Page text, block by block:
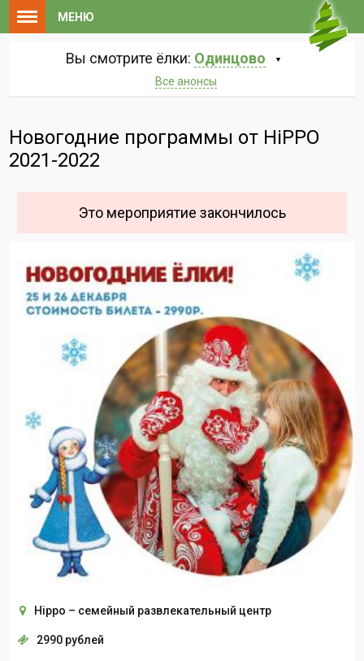
МЕНЮ
Вы смотрите ёлки: Одинцово
Все анонсы
Новогодние программы от HiPPO
2021-2022
Это мероприятие закончилось
Hippo – семейный развлекательный центр
2990 рублей